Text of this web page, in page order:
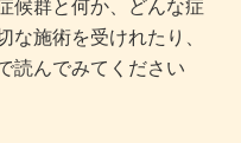
候群と何か、どんな症
施術を受けれたり、
読んでみてください